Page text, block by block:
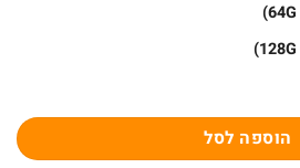
)
)
הוספה לסל